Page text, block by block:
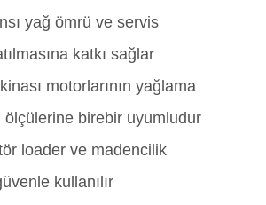
yağ ömrü ve servis
katkı sağlar
motorlarının yağlama
ölçülerine birebir uyumludur
loader ve madencilik
kullanılır